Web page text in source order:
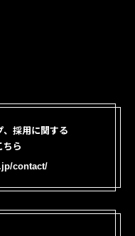
、採用に関する
ちら
contact/